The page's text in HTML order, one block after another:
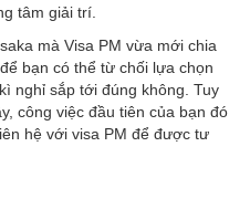
tâm giải trí.
mà Visa PM vừa mới chia
bạn có thể từ chối lựa chọn
nghỉ sắp tới đúng không. Tuy
công việc đầu tiên của bạn đó
hệ với visa PM để được tư